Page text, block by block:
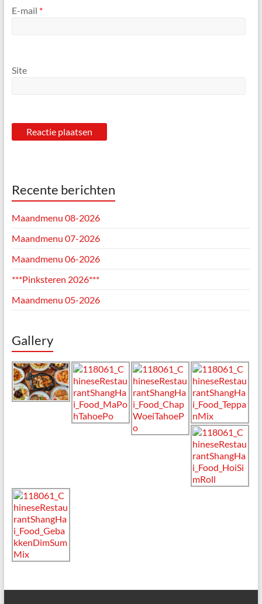
E-mail *
Site
Recente berichten
Maandmenu 08-2026
Maandmenu 07-2026
Maandmenu 06-2026
***Pinksteren 2026***
Maandmenu 05-2026
Gallery